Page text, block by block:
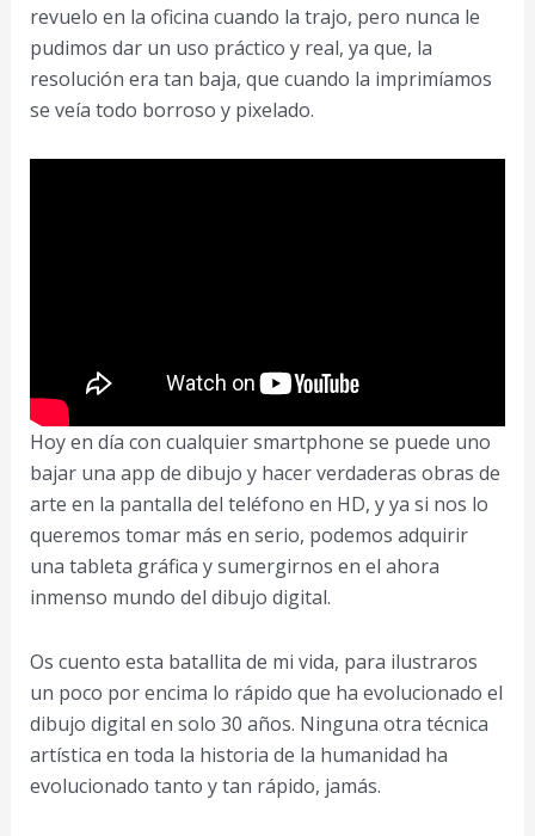
revuelo en la oficina cuando la trajo, pero nunca le
pudimos dar un uso práctico y real, ya que, la
resolución era tan baja, que cuando la imprimíamos
se veía todo borroso y pixelado.
Hoy en día con cualquier smartphone se puede uno
bajar una app de dibujo y hacer verdaderas obras de
arte en la pantalla del teléfono en HD, y ya si nos lo
queremos tomar más en serio, podemos adquirir
una tableta gráfica y sumergirnos en el ahora
inmenso mundo del dibujo digital.
Os cuento esta batallita de mi vida, para ilustraros
un poco por encima lo rápido que ha evolucionado el
dibujo digital en solo 30 años. Ninguna otra técnica
artística en toda la historia de la humanidad ha
evolucionado tanto y tan rápido, jamás.